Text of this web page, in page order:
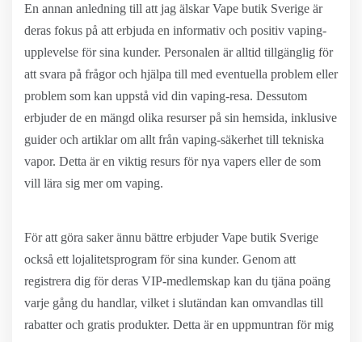
En annan anledning till att jag älskar Vape butik Sverige är
deras fokus på att erbjuda en informativ och positiv vaping-
upplevelse för sina kunder. Personalen är alltid tillgänglig för
att svara på frågor och hjälpa till med eventuella problem eller
problem som kan uppstå vid din vaping-resa. Dessutom
erbjuder de en mängd olika resurser på sin hemsida, inklusive
guider och artiklar om allt från vaping-säkerhet till tekniska
vapor. Detta är en viktig resurs för nya vapers eller de som
vill lära sig mer om vaping.
För att göra saker ännu bättre erbjuder Vape butik Sverige
också ett lojalitetsprogram för sina kunder. Genom att
registrera dig för deras VIP-medlemskap kan du tjäna poäng
varje gång du handlar, vilket i slutändan kan omvandlas till
rabatter och gratis produkter. Detta är en uppmuntran för mig